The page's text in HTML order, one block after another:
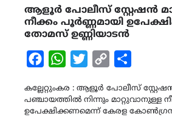
ആളൂർ പോലീസ് സ്റ്റേഷൻ
നീക്കം പൂർണ്ണമായി
തോമസ് ഉണ്ണിയാടൻ
FacebookWhatsAppTwitterCopy
കല്ലേറ്റുംകര : ആളൂർ പോലീസ്
പഞ്ചായത്തിൽ നിന്നും മാറ്റുവാനുള്ള
ഉപേക്ഷിക്കണമെന്ന് കേരള കോൺഗ്രസ്‌